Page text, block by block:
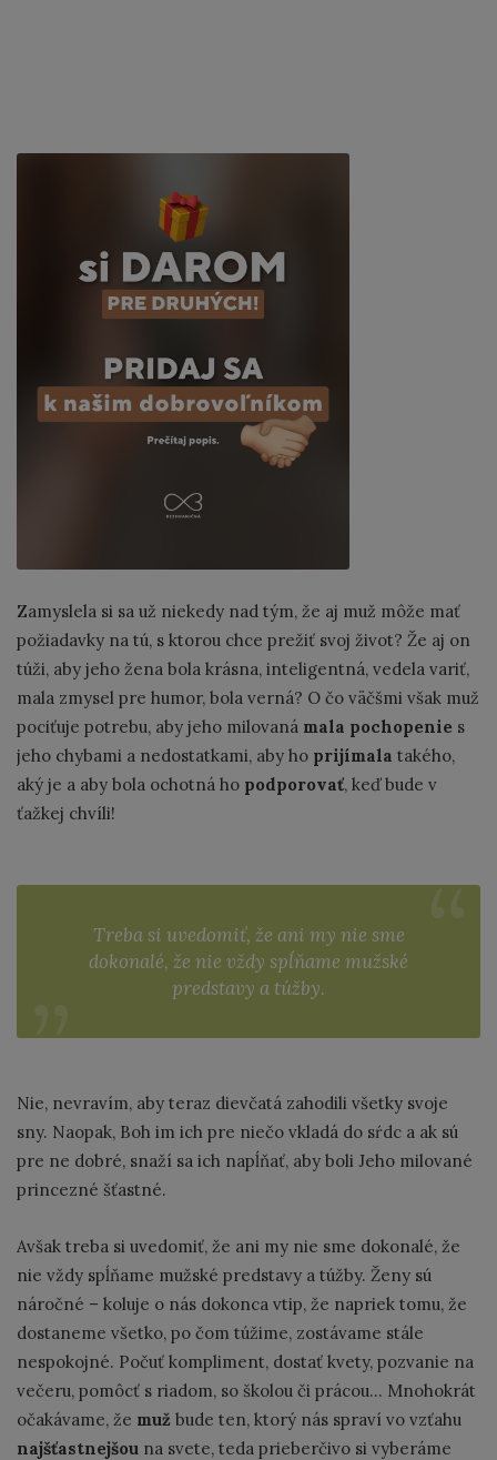
Zamyslela si sa už niekedy nad tým, že aj muž môže mať
požiadavky na tú, s ktorou chce prežiť svoj život? Že aj on
túži, aby jeho žena bola krásna, inteligentná, vedela variť,
mala zmysel pre humor, bola verná? O čo väčšmi však muž
pociťuje potrebu, aby jeho milovaná mala pochopenie s
jeho chybami a nedostatkami, aby ho prijímala takého,
aký je a aby bola ochotná ho podporovať, keď bude v
ťažkej chvíli!
Treba si uvedomiť, že ani my nie sme
dokonalé, že nie vždy spĺňame mužské
predstavy a túžby.
Nie, nevravím, aby teraz dievčatá zahodili všetky svoje
sny. Naopak, Boh im ich pre niečo vkladá do sŕdc a ak sú
pre ne dobré, snaží sa ich napĺňať, aby boli Jeho milované
princezné šťastné.
Avšak treba si uvedomiť, že ani my nie sme dokonalé, že
nie vždy spĺňame mužské predstavy a túžby. Ženy sú
náročné – koluje o nás dokonca vtip, že napriek tomu, že
dostaneme všetko, po čom túžime, zostávame stále
nespokojné. Počuť kompliment, dostať kvety, pozvanie na
večeru, pomôcť s riadom, so školou či prácou... Mnohokrát
očakávame, že muž bude ten, ktorý nás spraví vo vzťahu
najšťastnejšou na svete, teda prieberčivo si vyberáme